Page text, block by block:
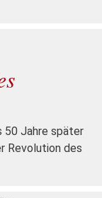
50 Jahre später
Revolution des